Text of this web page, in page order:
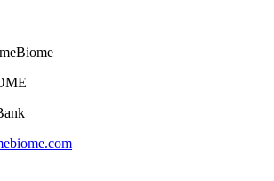
renouvellement cellulaire de la peau.